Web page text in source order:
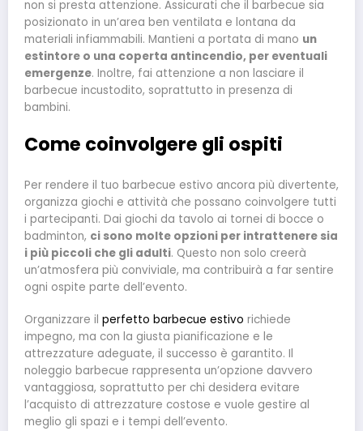
non si presta attenzione. Assicurati che il barbecue sia
posizionato in un’area ben ventilata e lontana da
materiali infiammabili. Mantieni a portata di mano un
estintore o una coperta antincendio, per eventuali
emergenze. Inoltre, fai attenzione a non lasciare il
barbecue incustodito, soprattutto in presenza di
bambini.
Come coinvolgere gli ospiti
Per rendere il tuo barbecue estivo ancora più divertente,
organizza giochi e attività che possano coinvolgere tutti
i partecipanti. Dai giochi da tavolo ai tornei di bocce o
badminton, ci sono molte opzioni per intrattenere sia
i più piccoli che gli adulti. Questo non solo creerà
un’atmosfera più conviviale, ma contribuirà a far sentire
ogni ospite parte dell’evento.
Organizzare il perfetto barbecue estivo richiede
impegno, ma con la giusta pianificazione e le
attrezzature adeguate, il successo è garantito. Il
noleggio barbecue rappresenta un’opzione davvero
vantaggiosa, soprattutto per chi desidera evitare
l’acquisto di attrezzature costose e vuole gestire al
meglio gli spazi e i tempi dell’evento.